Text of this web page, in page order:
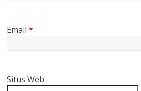
Email*
Situs Web